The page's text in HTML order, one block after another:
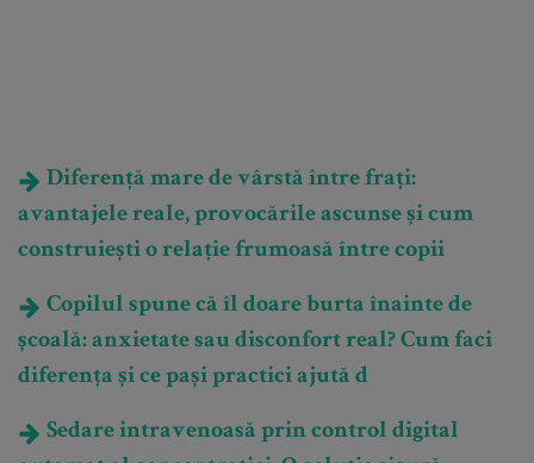
Diferență mare de vârstă între frați:
avantajele reale, provocările ascunse și cum
construiești o relație frumoasă între copii
Copilul spune că îl doare burta înainte de
școală: anxietate sau disconfort real? Cum faci
diferența și ce pași practici ajută d
Sedare intravenoasă prin control digital